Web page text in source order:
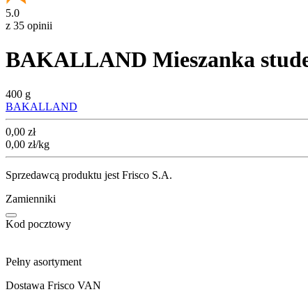
5.0
z 35 opinii
BAKALLAND Mieszanka
400 g
BAKALLAND
Cena
0,00 zł
0,00 zł/kg
Sprzedawcą produktu jest Frisco S.A.
Zamienniki
Kod pocztowy
Pełny asortyment
Dostawa Frisco VAN